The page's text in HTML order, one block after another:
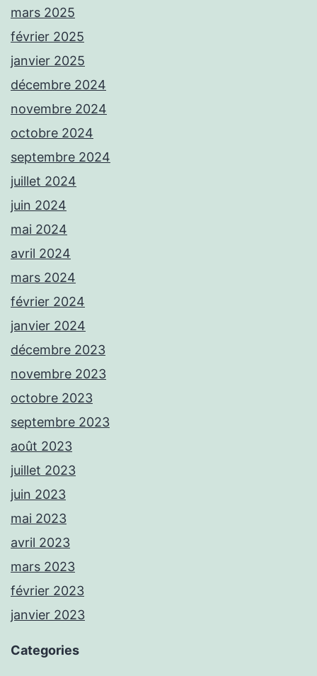
mars 2025
février 2025
janvier 2025
décembre 2024
novembre 2024
octobre 2024
septembre 2024
juillet 2024
juin 2024
mai 2024
avril 2024
mars 2024
février 2024
janvier 2024
décembre 2023
novembre 2023
octobre 2023
septembre 2023
août 2023
juillet 2023
juin 2023
mai 2023
avril 2023
mars 2023
février 2023
janvier 2023
Categories